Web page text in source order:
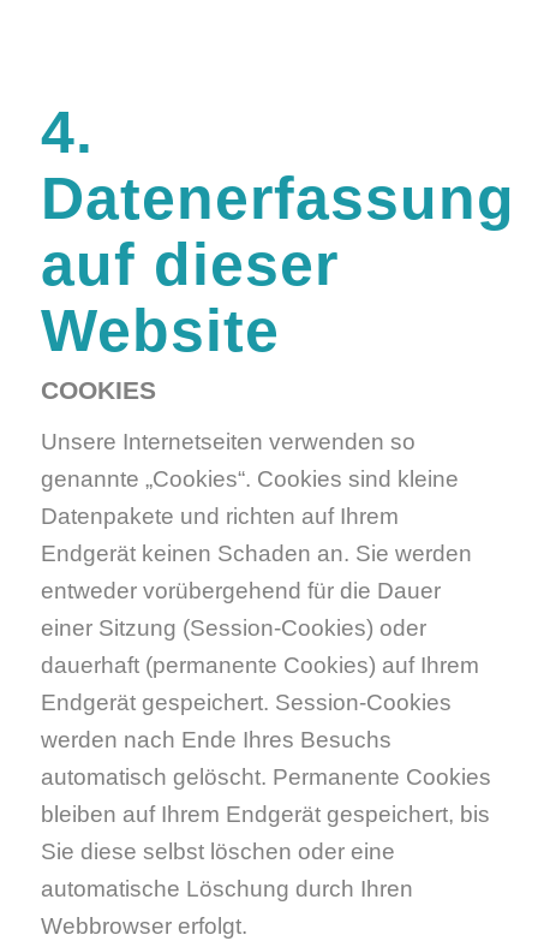
4.
Datenerfassung
auf dieser
Website
COOKIES
Unsere Internetseiten verwenden so
genannte „Cookies“. Cookies sind kleine
Datenpakete und richten auf Ihrem
Endgerät keinen Schaden an. Sie werden
entweder vorübergehend für die Dauer
einer Sitzung (Session-Cookies) oder
dauerhaft (permanente Cookies) auf Ihrem
Endgerät gespeichert. Session-Cookies
werden nach Ende Ihres Besuchs
automatisch gelöscht. Permanente Cookies
bleiben auf Ihrem Endgerät gespeichert, bis
Sie diese selbst löschen oder eine
automatische Löschung durch Ihren
Webbrowser erfolgt.